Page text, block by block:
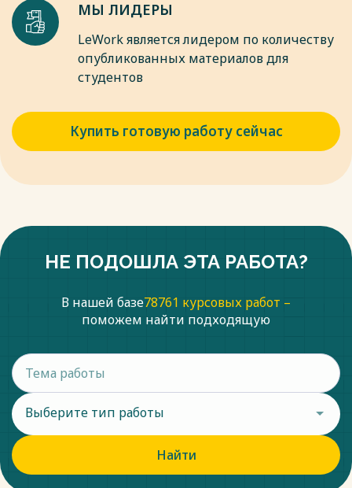
МЫ ЛИДЕРЫ
LeWork является лидером по количеству
опубликованных материалов для
студентов
Купить готовую работу сейчас
НЕ ПОДОШЛА ЭТА РАБОТА?
В нашей базе78761 курсовых работ –
поможем найти подходящую
Выберите тип работы
Найти